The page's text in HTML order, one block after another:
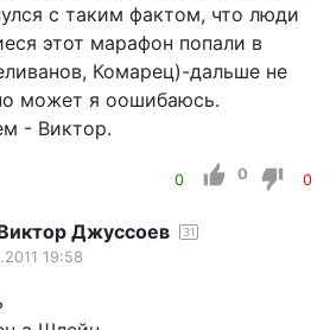
с таким фактом, что люди
этот марафон попали в
Комарец)-дальше не
может я оошибаюсь.
- Виктор.
0 0 0
Джуссоев 31
19:58